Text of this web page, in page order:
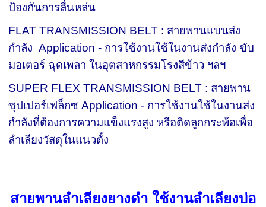
ป้องกันการลื่นหล่น
FLAT TRANSMISSION BELT : สายพานแบนส่ง
กำลัง Application - การใช้งานใช้ในงานส่งกำลัง ขับ
มอเตอร์ ฉุดเพลา ในอุตสาหกรรมโรงสีข้าว ฯลฯ
SUPER FLEX TRANSMISSION BELT : สายพาน
ซุปเปอร์เฟล็กซ Application - การใช้งานใช้ในงานส่ง
กำลังที่ต้องการความแข็งแรงสูง หรือติดลูกกระพ้อเพื่อ
ลำเลียงวัสดุในแนวตั้ง
สายพานลำเลียงยางดำ ใช้งานลำเลียงบ่อ